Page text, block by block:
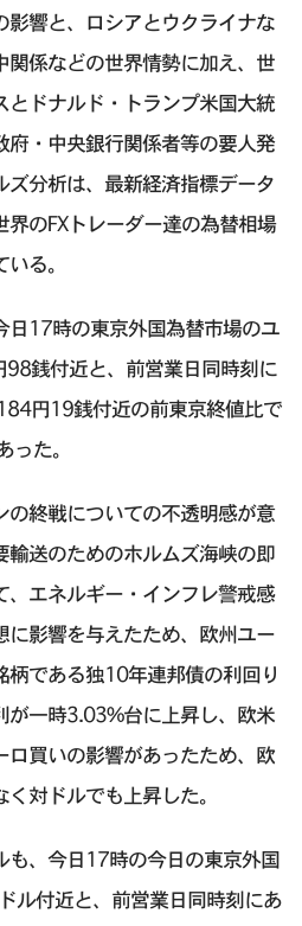
影響と、ロシアとウクライナな
関係などの世界情勢に加え、世
ドナルド・トランプ米国大統
・中央銀行関係者等の要人発
ズ分析は、最新経済指標データ
のFXトレーダー達の為替相場
る。
17時の東京外国為替市場のユ
銭付近と、前営業日同時刻に
円19銭付近の前東京終値比で
た。
の終戦についての不透明感が意
送のためのホルムズ海峡の即
、エネルギー・インフレ警戒感
に影響を与えたため、欧州ユー
柄である独10年連邦債の利回り
が一時3.03%台に上昇し、欧米
買いの影響があったため、欧
対ドルでも上昇した。
も、今日17時の今日の東京外国
ル付近と、前営業日同時刻にあ